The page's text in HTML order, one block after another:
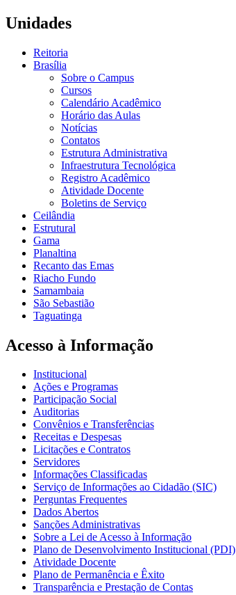
Unidades
Reitoria
Brasília
Sobre o Campus
Cursos
Calendário Acadêmico
Horário das Aulas
Notícias
Contatos
Estrutura Administrativa
Infraestrutura Tecnológica
Registro Acadêmico
Atividade Docente
Boletins de Serviço
Ceilândia
Estrutural
Gama
Planaltina
Recanto das Emas
Riacho Fundo
Samambaia
São Sebastião
Taguatinga
Acesso à Informação
Institucional
Ações e Programas
Participação Social
Auditorias
Convênios e Transferências
Receitas e Despesas
Licitações e Contratos
Servidores
Informações Classificadas
Serviço de Informações ao Cidadão (SIC)
Perguntas Frequentes
Dados Abertos
Sanções Administrativas
Sobre a Lei de Acesso à Informação
Plano de Desenvolvimento Institucional (PDI)
Atividade Docente
Plano de Permanência e Êxito
Transparência e Prestação de Contas